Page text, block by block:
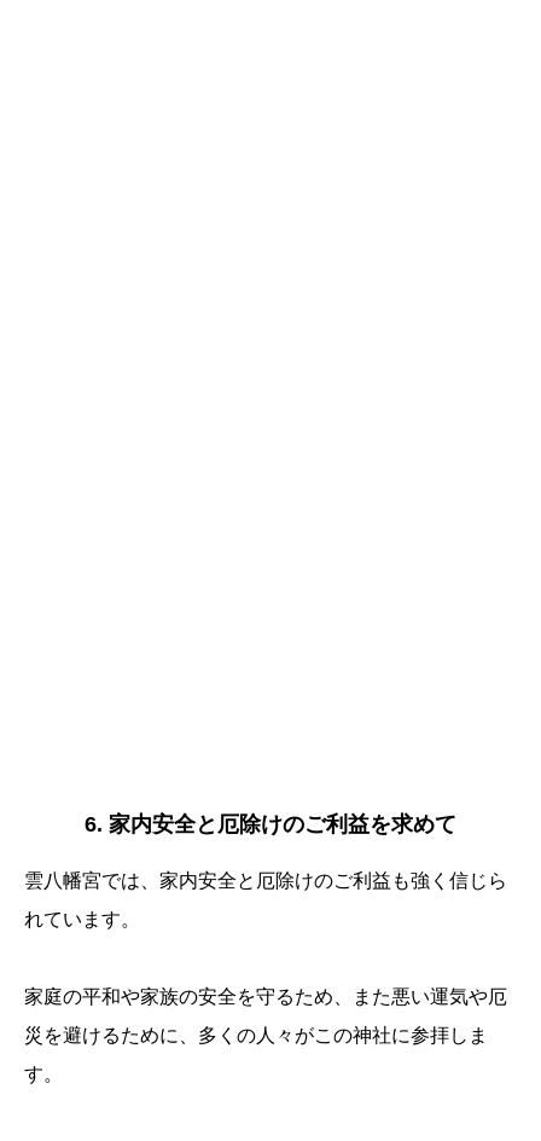
6. 家内安全と厄除けのご利益を求めて
雲八幡宮では、家内安全と厄除けのご利益も強く信じら
れています。
家庭の平和や家族の安全を守るため、また悪い運気や厄
災を避けるために、多くの人々がこの神社に参拝しま
す。